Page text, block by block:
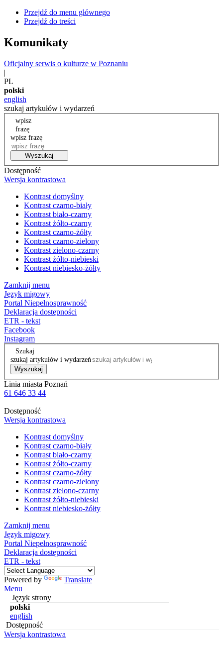
Przejdź do menu głównego
Przejdź do treści
Komunikaty
Oficjalny serwis o kulturze w Poznaniu
|
PL
polski
english
szukaj artykułów i wydarzeń
wpisz
frazę
wpisz frazę
Wyszukaj
Dostępność
Wersja kontrastowa
Kontrast domyślny
Kontrast czarno-biały
Kontrast biało-czarny
Kontrast żółto-czarny
Kontrast czarno-żółty
Kontrast czarno-zielony
Kontrast zielono-czarny
Kontrast żółto-niebieski
Kontrast niebiesko-żółty
Zamknij menu
Język migowy
Portal Niepełnosprawność
Deklaracja dostępności
ETR - tekst
Facebook
Instagram
Szukaj
szukaj artykułów i wydarzeń
Wyszukaj
Linia miasta Poznań
61 646 33 44
Dostępność
Wersja kontrastowa
Kontrast domyślny
Kontrast czarno-biały
Kontrast biało-czarny
Kontrast żółto-czarny
Kontrast czarno-żółty
Kontrast czarno-zielony
Kontrast zielono-czarny
Kontrast żółto-niebieski
Kontrast niebiesko-żółty
Zamknij menu
Język migowy
Portal Niepełnosprawność
Deklaracja dostępności
ETR - tekst
Powered by
Translate
Menu
Język strony
polski
english
Dostępność
Wersja kontrastowa